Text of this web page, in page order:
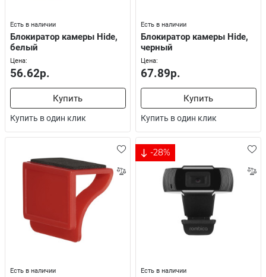
Есть в наличии
Блокиратор камеры Hide,
белый
Цена:
56.62р.
Купить
Купить в один клик
Есть в наличии
Блокиратор камеры Hide,
черный
Цена:
67.89р.
Купить
Купить в один клик
Есть в наличии
-28%
Есть в наличии